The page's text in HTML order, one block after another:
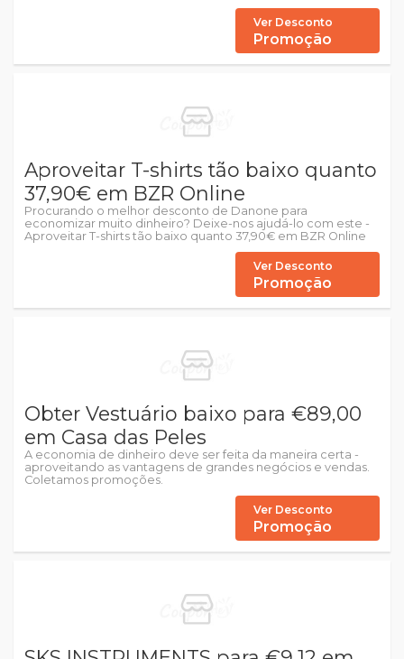
Ver Desconto
Promoção
Aproveitar T-shirts tão baixo quanto
37,90€ em BZR Online
Procurando o melhor desconto de Danone para
economizar muito dinheiro? Deixe-nos ajudá-lo com este -
Aproveitar T-shirts tão baixo quanto 37,90€ em BZR Online
Ver Desconto
Promoção
Obter Vestuário baixo para €89,00
em Casa das Peles
A economia de dinheiro deve ser feita da maneira certa -
aproveitando as vantagens de grandes negócios e vendas.
Coletamos promoções.
Ver Desconto
Promoção